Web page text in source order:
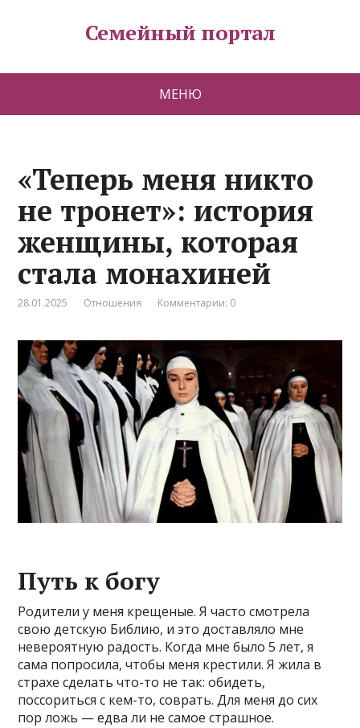
Семейный портал
МЕНЮ
«Теперь меня никто
не тронет»: история
женщины, которая
стала монахиней
28.01.2025 Отношения Комментарии: 0
Путь к богу
Родители у меня крещеные. Я часто смотрела
свою детскую Библию, и это доставляло мне
невероятную радость. Когда мне было 5 лет, я
сама попросила, чтобы меня крестили. Я жила в
страхе сделать что-то не так: обидеть,
поссориться с кем-то, соврать. Для меня до сих
пор ложь — едва ли не самое страшное.